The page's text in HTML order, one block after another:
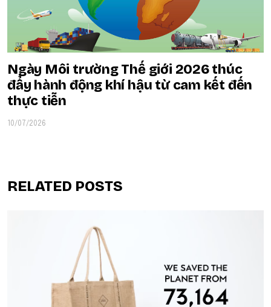
Ngày Môi trường Thế giới 2026 thúc
đẩy hành động khí hậu từ cam kết đến
thực tiễn
10/07/2026
RELATED POSTS